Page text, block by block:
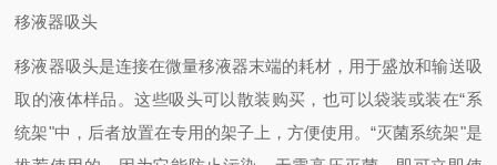
移液器吸头
移液器吸头是连接在微量移液器末端的耗材，用于盛放和输送吸
取的液体样品。这些吸头可以散装购买，也可以袋装或装在“系
统架"中，后者放置在专用的架子上，方便使用。“灭菌系统架"是